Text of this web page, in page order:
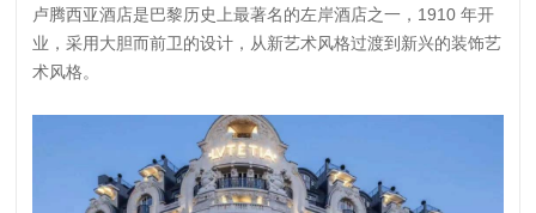
卢腾西亚酒店是巴黎历史上最著名的左岸酒店之一，1910 年开
业，采用大胆而前卫的设计，从新艺术风格过渡到新兴的装饰艺
术风格。